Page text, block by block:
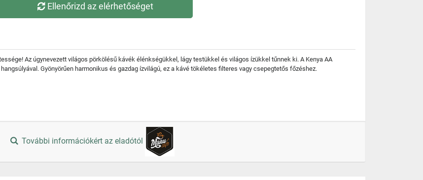
Ellenőrizd az elérhetőséget
Az úgynevezett világos pörkölésű kávék élénkségükkel, lágy testükkel és világos ízükkel tűnnek ki. A Kenya AA
Gyönyörűen harmonikus és gazdag ízvilágú, ez a kávé tökéletes filteres vagy csepegtetős főzéshez.
További információkért az eladótól